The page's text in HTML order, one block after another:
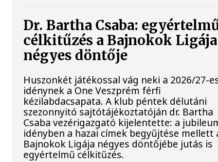
Dr. Bartha Csaba:
célkitűzés a Bajnokok Ligája
négyes döntője
Huszonkét játékossal vág neki a 2026/27-
idénynek a One Veszprém férfi
kézilabdacsapata. A klub péntek délutáni
szezonnyitó sajtótájékoztatóján dr. Bartha
Csaba vezérigazgató kijelentette: a
idényben a hazai címek begyűjtése mellett
Bajnokok Ligája négyes döntőjébe jutás is
egyértelmű célkitűzés.